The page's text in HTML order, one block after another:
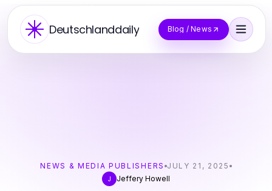
Deutschlanddaily Blog / News
NEWS & MEDIA PUBLISHERS JULY 21, 2025
J
Jeffery Howell